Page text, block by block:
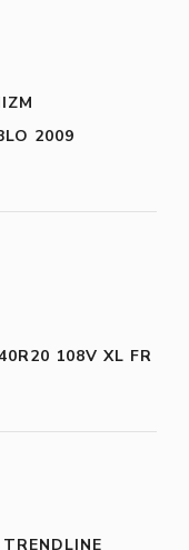
2009
108V XL FR